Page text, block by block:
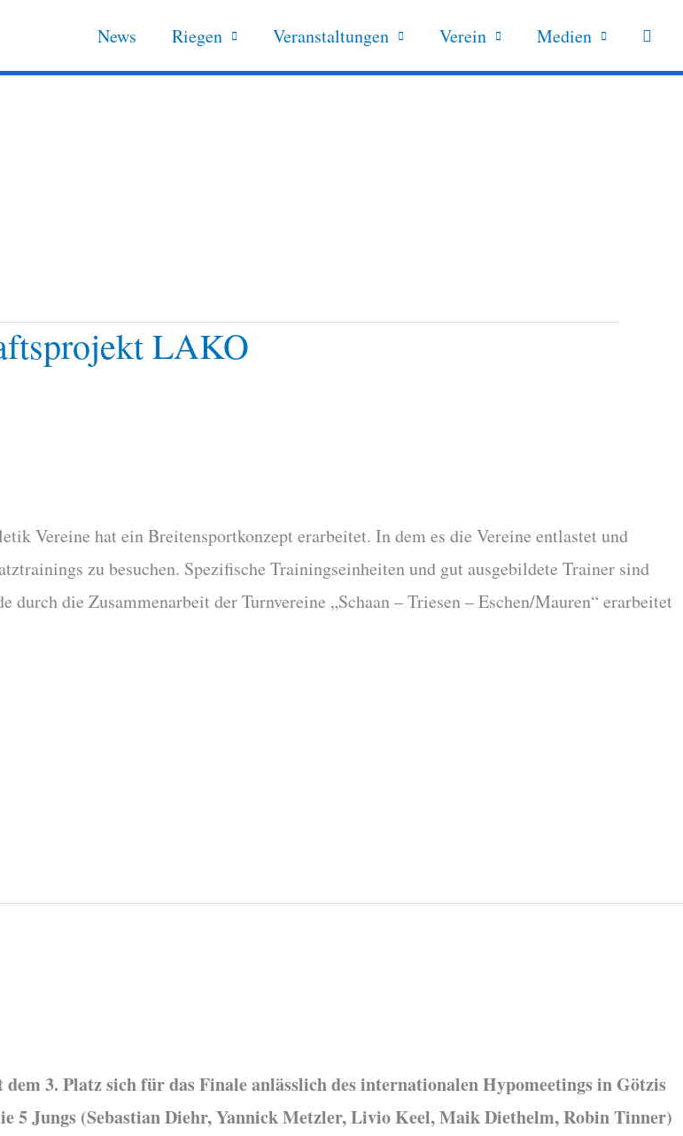
News Riegen Veranstaltungen Verein Medien
LAKO
Vereine hat ein Breitensportkonzept erarbeitet. In dem es die Vereine entlastet und
zu besuchen. Spezifische Trainingseinheiten und gut ausgebildete Trainer sind
die Zusammenarbeit der Turnvereine „Schaan – Triesen – Eschen/Mauren“ erarbeitet
3. Platz sich für das Finale anlässlich des internationalen Hypomeetings in Götzis
5 Jungs (Sebastian Diehr, Yannick Metzler, Livio Keel, Maik Diethelm, Robin Tinner)